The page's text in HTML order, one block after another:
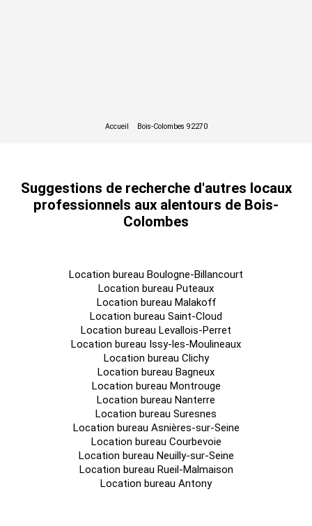
Suggestions de recherche d'autres locaux
professionnels aux alentours de Bois-
Colombes
Location bureau Boulogne-Billancourt
Location bureau Puteaux
Location bureau Malakoff
Location bureau Saint-Cloud
Location bureau Levallois-Perret
Location bureau Issy-les-Moulineaux
Location bureau Clichy
Location bureau Bagneux
Location bureau Montrouge
Location bureau Nanterre
Location bureau Suresnes
Location bureau Asnières-sur-Seine
Location bureau Courbevoie
Location bureau Neuilly-sur-Seine
Location bureau Rueil-Malmaison
Location bureau Antony